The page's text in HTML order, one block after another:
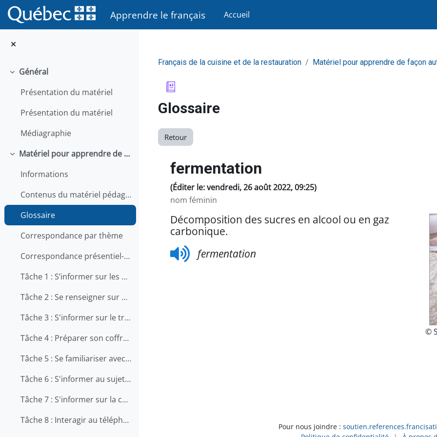
Passer au contenu principal
Apprendre le français Accueil
Replier
Général
Présentation du matériel
Présentation du matériel
Médiagraphie
Replier
Matériel pour apprendre de façon autonome
Informations
Contenus du matériel pédagogique
Glossaire
Correspondance par thème
Correspondance présentiel-en ligne
Tâche 1 : S’informer sur les qualités et les compétences recherchées pour travailler en restauration
Tâche 2 : Se renseigner sur une offre d'emploi au téléphone
Tâche 3 : S'informer sur le travail en cuisine
Tâche 4 : Préparer son coffre d'outils
Tâche 5 : Se familiariser avec le métier d'aide-cuisinier
Tâche 6 : S'informer au sujet de la prévention des chutes au travail
Tâche 7 : S'informer sur la carrière de chef
Tâche 8 : Interagir au téléphone avec les clients
Français de la cuisine et de la restauration Matériel pour apprendre de façon
Glossaire
Retour
fermentation
(Éditer le: vendredi, 26 août 2022, 09:25)
nom féminin
Décomposition des sucres en alcool ou en gaz
carbonique.
fermentation
©
Pour nous joindre :